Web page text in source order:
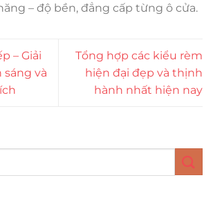
– độ bền, đẳng cấp từng ô cửa.
– Giải
và
Tổng hợp các kiểu rèm
hiện đại đẹp và thịnh
hành nhất hiện nay